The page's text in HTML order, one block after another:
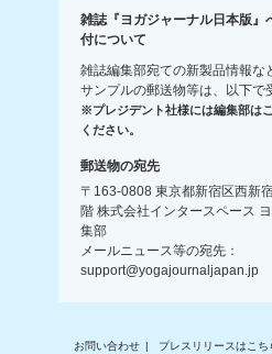
雑誌『ヨガジャーナル日本版』
付について
雑誌編集部宛ての新製品情報な
サンプルの郵送物等は、以下で
※プレジデント社様には編集部は
ください。
郵送物の宛先
〒163-0808 東京都新宿区西新
階 株式会社インタースペース
集部
メールニュース等の宛先：
support@yogajournaljapan.jp
お問い合わせ プレスリリースはこち